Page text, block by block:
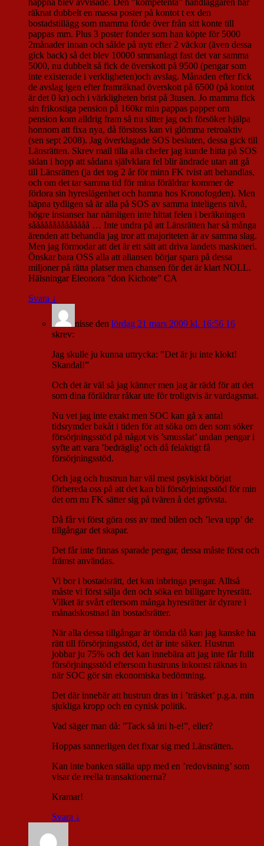
häppna blev avvisade. Den ”kompetenta” handläggaren har
räknat dubbelt en massa poster på kontot t ex den
bostadstillägg som mamma förde över från sitt konte till
pappas mm. Plus 3 poster fonder som han köpte för 5000
2månader innan och sålde på nytt efter 2 väckor (även dessa
gick back) så det blev 10000 smmanlagt fast det var samma
5000, nu dubbelt så fick de överskott på 9500 (pengar som
inte existerade i verkligheten)och avslag. Månaden efter fick
de avslag igen efter framräknad överskott på 6500 (på kontot
är det 0 kr) och i värkligheten brist på 3tusen. Jo mamma fick
sin frikostiga pension på 160kr min pappas papper om
pension kom alldrig fram så nu sitter jag och försöker hjälpa
honnom att fixa nya, då förstoss kan vi glömma retroaktiv
(sen sept 2008). Jag överklagade SOS besluten, dessa gick till
Länsrätten. Skrev mail tilla alla chefer jag kunde hitta på SOS
sidan i hopp att sådana självklara fel blir ändrade utan att gå
till Länsrätten (ja det tog 2 år för minn FK tvist att behandlas,
och om det tar samma tid för mina föräldrar kommer de
förlora sin hyreslägenhet och hamna hos Kronofogden). Men
häpna tydligen så är alla på SOS av samma inteligens nivå,
högre instanser har nämligen inte hittat felen i beräkningen
såååååååååååååå … Inte undra på att Länsrätten har så många
ärenden att behandla jag tror att majoriteten är av samma slag.
Men jag förmodar att det är ett sätt att driva landets maskineri.
Önskar bara OSS alla att aliansen börjar spara på dessa
miljoner på rätta platser men chansen för det är klart NOLL.
Hälsningar Eleonora ”don Kichote” CA
Svara ↓
nisse den lördag 21 mars 2009 kl. 16:56 16
skrev:
Jag skulle ju kunna uttrycka: ”Det är ju inte klokt!
Skandal!”
Och det är väl så jag känner men jag är rädd för att det
som dina föräldrar råkar ute för troligtvis är vardagsmat.
Nu vet jag inte exakt men SOC kan gå x antal
tidsrymder bakåt i tiden för att söka om den som söker
försörjningsstöd på något vis ’smusslat’ undan pengar i
syfte att vara ’bedräglig’ och då felaktigt få
försörjningsstöd.
Och jag och hustrun har väl mest psykiskt börjat
förbereda oss på att det kan bli försörjningsstöd för min
det om nu FK sätter sig på tvären å det grövsta.
Då får vi först göra oss av med bilen och ’leva upp’ de
tillgångar det skapar.
Det får inte finnas sparade pengar, dessa måste först och
främst användas.
Vi bor i bostadsrätt, det kan inbringa pengar. Alltså
måste vi först sälja den och söka en billigare hyresrätt.
Vilket är svårt eftersom många hyresrätter är dyrare i
månadskostnad än bostadsrätter.
När alla dessa tillgångar är tömda då kan jag kanske ha
rätt till försörjningsstöd, det är inte säker. Hustrun
jobbar ju 75% och det kan innebära att jag inte får fullt
försörjningsstöd eftersom hustruns inkomst räknas in
när SOC gör sin ekonomiska bedömning.
Det där innebär att hustrun dras in i ’träsket’ p.g.a. min
sjukliga kropp och en cynisk politik.
Vad säger man då: ”Tack så ini h-e!”, eller?
Hoppas sannerligen det fixar sig med Länsrätten.
Kan inte banken ställa upp med en ’redovisning’ som
visar de reella transaktionerna?
Kramar!
Svara ↓